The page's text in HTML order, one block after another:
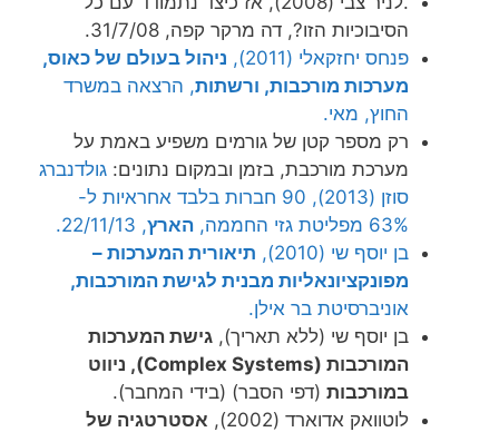
הסיבוכיות הזו?, דה מרקר קפה, 31/7/08.
פנחס יחזקאלי (2011),
ניהול בעולם של כאוס,
מערכות מורכבות, ורשתות, הרצאה במשרד
החוץ, מאי.
רק מספר קטן של גורמים משפיע באמת על
מערכת מורכבת, בזמן ובמקום נתונים: גולדנברג
סוזן (2013), 90 חברות בלבד אחראיות ל-
63% מפליטת גזי החממה,
הארץ, 22/11/13.
בן יוסף שי (2010),
תיאורית המערכות –
מפונקציונאליות מבנית לגישת המורכבות,
אוניברסיטת בר אילן.
בן יוסף שי (ללא תאריך), גישת המערכות
המורכבות (Complex Systems), ניווט
במורכבות (דפי הסבר) (בידי המחבר).
לוטוואק אדוארד (2002),
אסטרטגיה של